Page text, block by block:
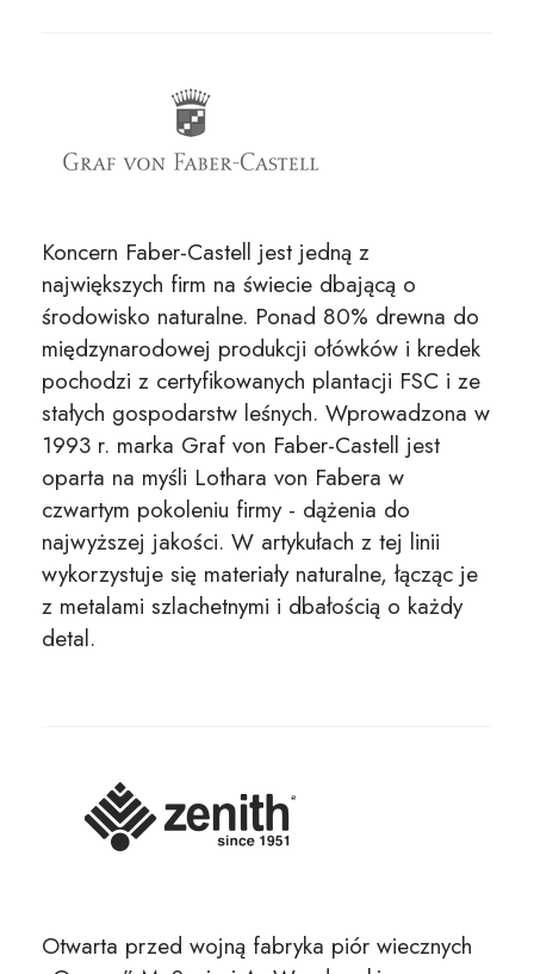
Koncern Faber-Castell jest jedną z
największych firm na świecie dbającą o
środowisko naturalne. Ponad 80% drewna do
międzynarodowej produkcji ołówków i kredek
pochodzi z certyfikowanych plantacji FSC i ze
stałych gospodarstw leśnych. Wprowadzona w
1993 r. marka Graf von Faber-Castell jest
oparta na myśli Lothara von Fabera w
czwartym pokoleniu firmy - dążenia do
najwyższej jakości. W artykułach z tej linii
wykorzystuje się materiały naturalne, łącząc je
z metalami szlachetnymi i dbałością o każdy
detal.
Otwarta przed wojną fabryka piór wiecznych